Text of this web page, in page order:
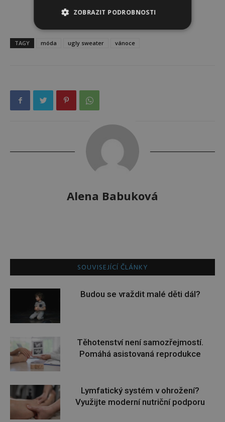
TAGY móda ugly sweater vánoce
Alena Babuková
SOUVISEJÍCÍ ČLÁNKY
Budou se vraždit malé děti dál?
Těhotenství není samozřejmostí.
Pomáhá asistovaná reprodukce
Lymfatický systém v ohrožení?
Využijte moderní nutriční podporu
ZOBRAZIT PODROBNOSTI